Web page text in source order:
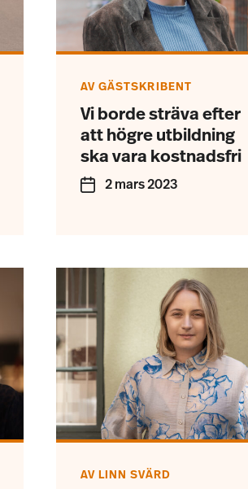
AVGÄSTSKRIBENT
Vi borde sträva efter
att högre utbildning
ska vara kostnadsfri
2 mars 2023
AV LINN SVÄRD